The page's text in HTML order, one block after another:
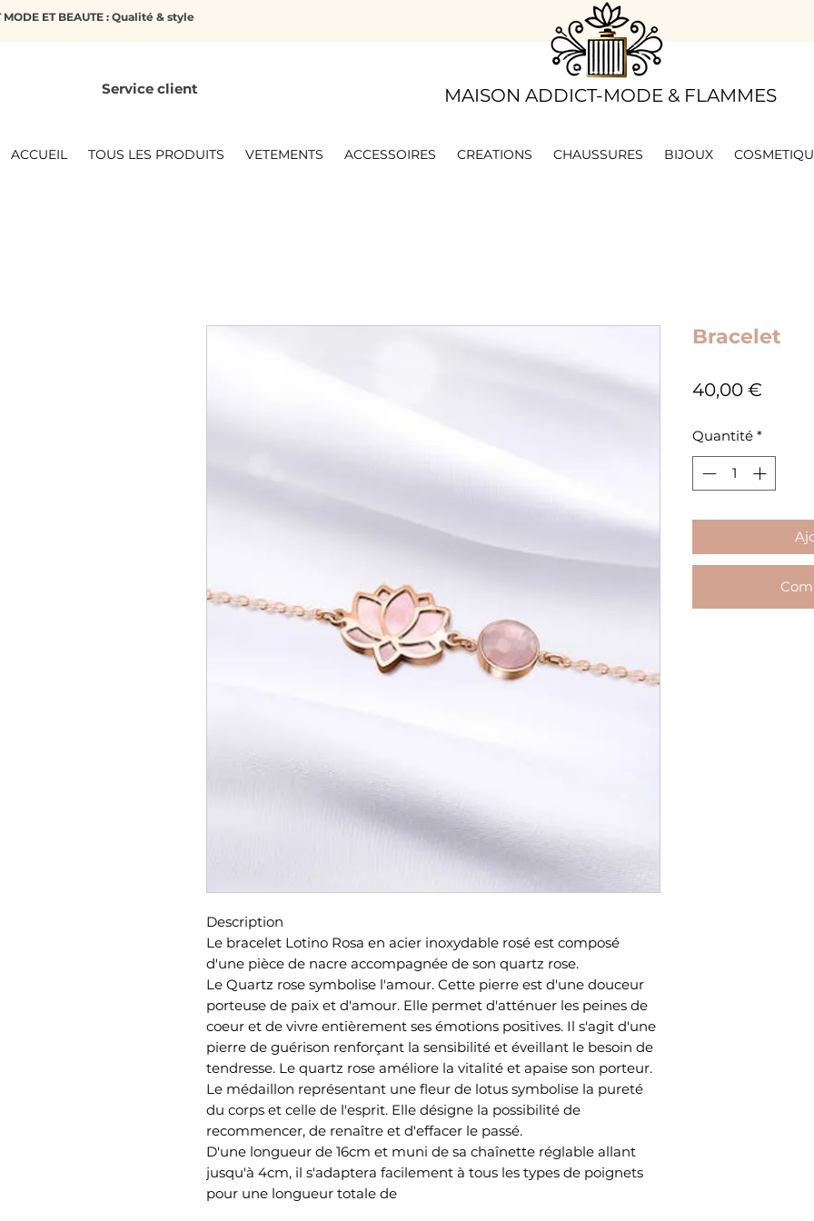
MODE ET BEAUTE : Qualité & style
Service client ​MAISON ADDICT-MODE & FLAMMES
ACCUEIL TOUS LES PRODUITS VETEMENTS ACCESSOIRES CREATIONS CHAUSSURES BIJOUX
Description
Le bracelet Lotino Rosa en acier inoxydable rosé est composé
d'une pièce de nacre accompagnée de son quartz rose.
Le Quartz rose symbolise l'amour. Cette pierre est d'une douceur
porteuse de paix et d'amour. Elle permet d'atténuer les peines de
coeur et de vivre entièrement ses émotions positives. Il s'agit d'une
pierre de guérison renforçant la sensibilité et éveillant le besoin de
tendresse. Le quartz rose améliore la vitalité et apaise son porteur.
Le médaillon représentant une fleur de lotus symbolise la pureté
du corps et celle de l'esprit. Elle désigne la possibilité de
recommencer, de renaître et d'effacer le passé.
D'une longueur de 16cm et muni de sa chaînette réglable allant
jusqu'à 4cm, il s'adaptera facilement à tous les types de poignets
pour une longueur totale de
Bracelet
40,00 €
Quantité *